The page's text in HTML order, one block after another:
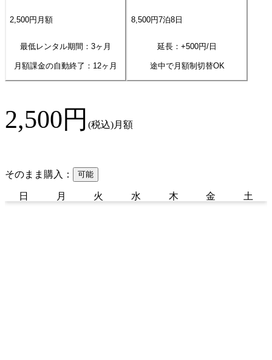
2,500円 月額
最低レンタル期間：3ヶ月
月額課金の自動終了： 12ヶ月
8,500円7泊8日
延長：+500円/日
途中で月額制切替OK
2,500円 (税込)月額
そのまま購入： 可能
日 月 火 水 木 金 土